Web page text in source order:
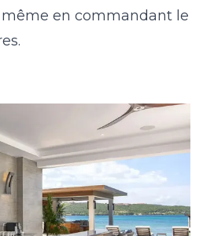
en commandant le